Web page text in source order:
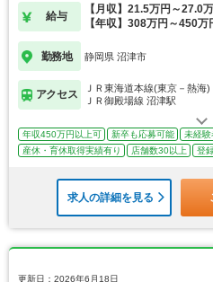
給与
【月収】21.5万円～27.0
【年収】308万円～450万
勤務地 静岡県 沼津市
アクセス
ＪＲ東海道本線(東京－熱海)
ＪＲ御殿場線 沼津駅
年収450万円以上可 新卒も応募可能 未経験
産休・育休取得実績有り
店舗数30以上 登
求人の詳細を見る
更新日：2026年6月18日